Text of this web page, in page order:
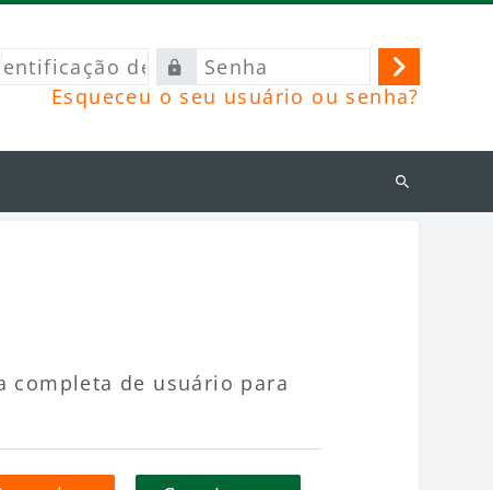
Senha
Acessar
Esqueceu o seu usuário ou senha?
Buscar
cursos
completa de usuário para